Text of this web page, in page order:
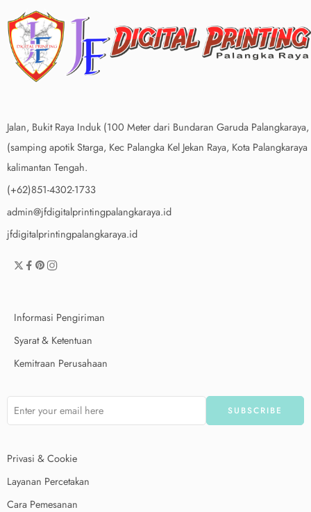
Jalan, Bukit Raya Induk (100 Meter dari Bundaran Garuda Palangkaraya,
(samping apotik Starga, Kec Palangka Kel Jekan Raya, Kota Palangkaraya
kalimantan Tengah.
(+62)851-4302-1733
admin@jfdigitalprintingpalangkaraya.id
jfdigitalprintingpalangkaraya.id
Informasi Pengiriman
Syarat & Ketentuan
Kemitraan Perusahaan
Privasi & Cookie
Layanan Percetakan
Cara Pemesanan